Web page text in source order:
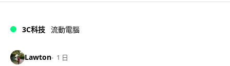
3C科技 流動電腦
Lawton 1 日